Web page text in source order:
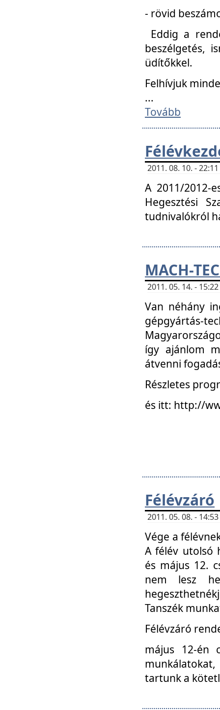
- rövid
Eddig a
beszélgetés,
üdítőkkel.
Felhívjuk
...
Tovább
2011. 08. 10. -
A 2011/2012-
Hegesztési
tudnivalókról
MACH-
2011. 05. 14. -
Van néhány
gépgyártás-
így ajánlom
átvenni
Részletes
és itt: http://
Félévzáró
2011. 05. 08. -
Vége a
A félév utolsó
és május 12.
nem lesz
Tanszék
Félévzáró
május 12-én
tartunk a